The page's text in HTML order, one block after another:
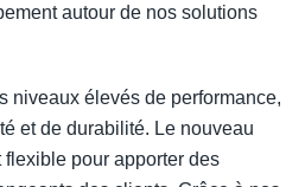
autour de nos solutions
niveaux élevés de performance,
et de durabilité. Le nouveau
pour apporter des